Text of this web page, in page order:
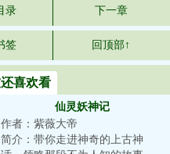
录 下一章
签 回顶部↑
喜欢看
仙灵妖神记
作者：紫薇大帝
简介：带你走进神奇的上古神